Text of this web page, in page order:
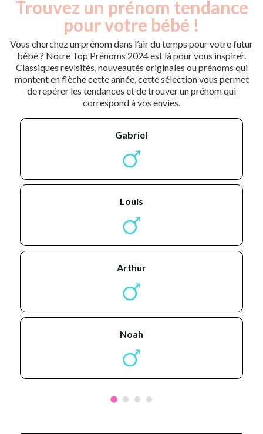
Trouvez un prénom tendance
pour votre bébé !
Vous cherchez un prénom dans l’air du temps pour votre futur
bébé ? Notre Top Prénoms 2024 est là pour vous inspirer.
Classiques revisités, nouveautés originales ou prénoms qui
montent en flèche cette année, cette sélection vous permet
de repérer les tendances et de trouver un prénom qui
correspond à vos envies.
gabriel
louis
arthur
noah